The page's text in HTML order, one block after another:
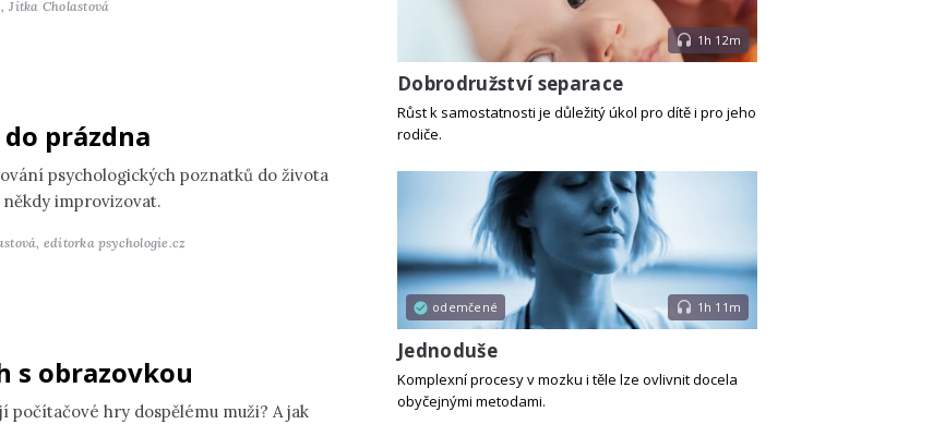
Jitka Cholastová
prázdna
psychologických poznatků do života
improvizovat.
editorka psychologie.cz
s obrazovkou
počítačové hry dospělému muži? A jak
1h 12m
Dobrodružství separace
Růst k samostatnosti je důležitý úkol pro dítě i pro jeho
rodiče.
odemčené 1h 11m
Jednoduše
Komplexní procesy v mozku i těle lze ovlivnit docela
obyčejnými metodami.